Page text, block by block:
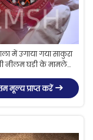
में उगाया गया साकुरा
नीलम घडी के मामले
मूल्य प्राप्त करें